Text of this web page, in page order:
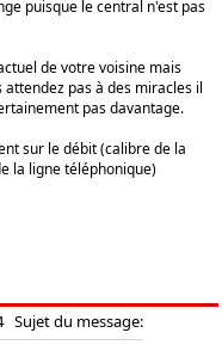
puisque le central n'est pas
de votre voisine mais
pas à des miracles il
pas davantage.
sur le débit (calibre de la
la ligne téléphonique)
Sujet du message: